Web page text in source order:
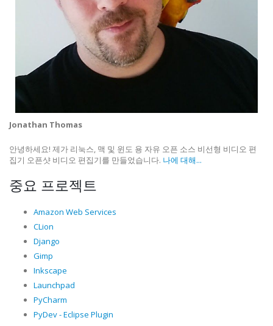
Jonathan Thomas
안녕하세요! 제가 리눅스, 맥 및 윈도 용 자유 오픈 소스 비선형 비디오 편
집기 오픈샷 비디오 편집기를 만들었습니다. 나에 대해...
중요 프로젝트
Amazon Web Services
CLion
Django
Gimp
Inkscape
Launchpad
PyCharm
PyDev - Eclipse Plugin